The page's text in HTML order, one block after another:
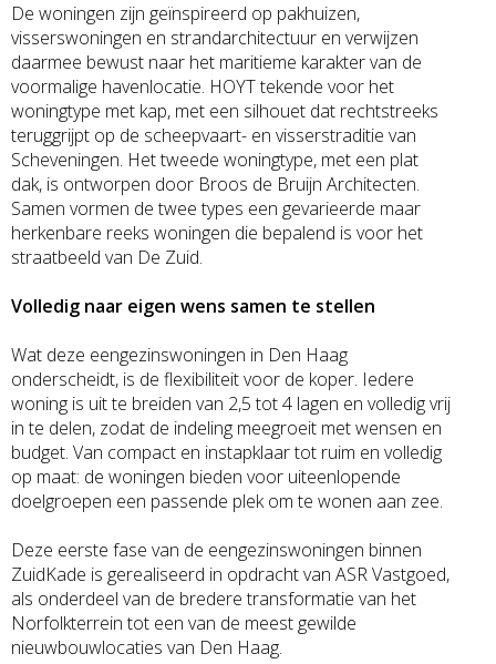
De woningen zijn geïnspireerd op pakhuizen,
visserswoningen en strandarchitectuur en verwijzen
daarmee bewust naar het maritieme karakter van de
voormalige havenlocatie. HOYT tekende voor het
woningtype met kap, met een silhouet dat rechtstreeks
teruggrijpt op de scheepvaart- en visserstraditie van
Scheveningen. Het tweede woningtype, met een plat
dak, is ontworpen door Broos de Bruijn Architecten.
Samen vormen de twee types een gevarieerde maar
herkenbare reeks woningen die bepalend is voor het
straatbeeld van De Zuid.
Volledig naar eigen wens samen te stellen
Wat deze eengezinswoningen in Den Haag
onderscheidt, is de flexibiliteit voor de koper. Iedere
woning is uit te breiden van 2,5 tot 4 lagen en volledig vrij
in te delen, zodat de indeling meegroeit met wensen en
budget. Van compact en instapklaar tot ruim en volledig
op maat: de woningen bieden voor uiteenlopende
doelgroepen een passende plek om te wonen aan zee.
Deze eerste fase van de eengezinswoningen binnen
ZuidKade is gerealiseerd in opdracht van ASR Vastgoed,
als onderdeel van de bredere transformatie van het
Norfolkterrein tot een van de meest gewilde
nieuwbouwlocaties van Den Haag.